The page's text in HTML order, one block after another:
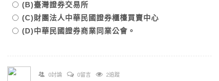
(B)臺灣證券交易所
(C)財團法人中華民國證券櫃檯買賣中心
(D)中華民國證券商業同業公會。
0討論 0留言 2追蹤